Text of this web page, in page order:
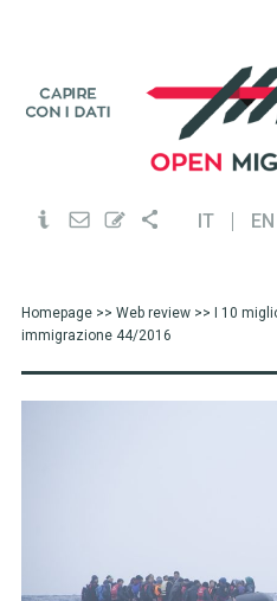
IT EN
Homepage>> Web review>> I 10
immigrazione 44/2016